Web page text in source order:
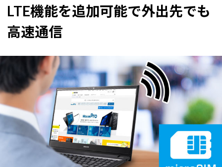
LTE機能を追加可能で外出先でも
高速通信